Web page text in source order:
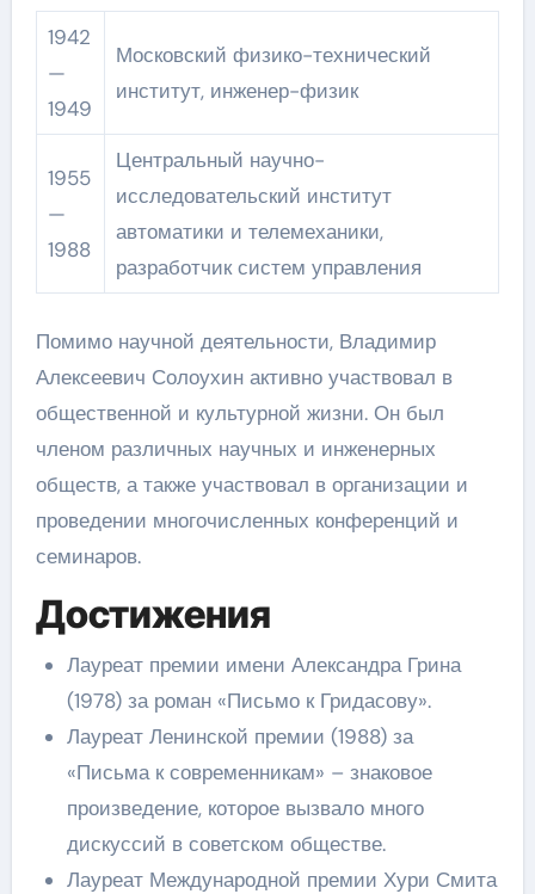
1942
—
1949
Московский физико-технический
институт, инженер-физик
1955
—
1988
Центральный научно-
исследовательский институт
автоматики и телемеханики,
разработчик систем управления
Помимо научной деятельности, Владимир
Алексеевич Солоухин активно участвовал в
общественной и культурной жизни. Он был
членом различных научных и инженерных
обществ, а также участвовал в организации и
проведении многочисленных конференций и
семинаров.
Достижения
Лауреат премии имени Александра Грина
(1978) за роман «Письмо к Гридасову».
Лауреат Ленинской премии (1988) за
«Письма к современникам» – знаковое
произведение, которое вызвало много
дискуссий в советском обществе.
Лауреат Международной премии Хури Смита